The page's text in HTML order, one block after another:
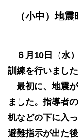
（小中）地
６月10日（水
訓練を行いました
最初に、地震
ました。指導者
机などの下に入
避難指示が出た